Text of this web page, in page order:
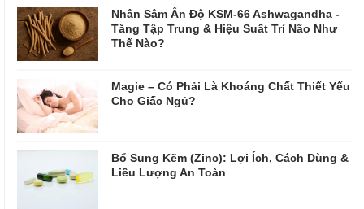
Nhân Sâm Ấn Độ KSM-66 Ashwagandha -
Tăng Tập Trung & Hiệu Suất Trí Não Như
Thế Nào?
Magie – Có Phải Là Khoáng Chất Thiết Yếu
Cho Giấc Ngủ?
Bổ Sung Kẽm (Zinc): Lợi Ích, Cách Dùng &
Liều Lượng An Toàn